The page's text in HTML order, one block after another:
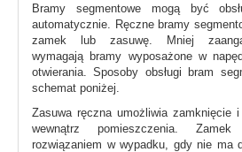
Bramy segmentowe mogą być
automatycznie. Ręczne bramy
zamek lub zasuwę. Mniej
wymagają bramy wyposażone w
otwierania. Sposoby obsługi bram
schemat poniżej.
Zasuwa ręczna umożliwia zamknięcie
wewnątrz pomieszczenia.
rozwiązaniem w wypadku, gdy nie ma